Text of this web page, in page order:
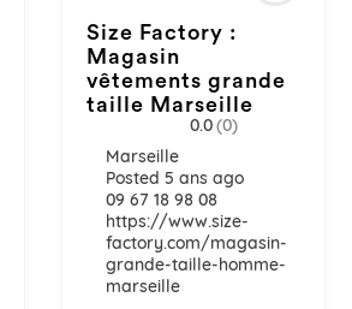
Size Factory :
Magasin
vêtements grande
taille Marseille
0.0(0)
Marseille
Posted 5 ans ago
09 67 18 98 08
https://www.size-
factory.com/magasin-
grande-taille-homme-
marseille